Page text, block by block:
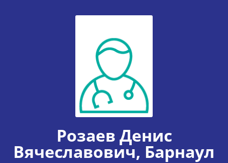
Розаев Денис
Вячеславович, Барнаул